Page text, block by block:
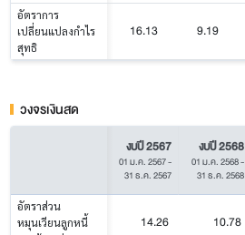
อัตราการ
เปลี่ยนแปลงกำไร
สุทธิ
16.13 9.19
วงจรเงินสด
งบปี 2567
01 ม.ค. 2567-
31 ธ.ค. 2567
งบปี 2568
01 ม.ค. 2568-
31 ธ.ค. 2568
อัตราส่วน
หมุนเวียนลูกหนี้
14.26 10.78